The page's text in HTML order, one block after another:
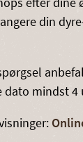
din
mindst 4